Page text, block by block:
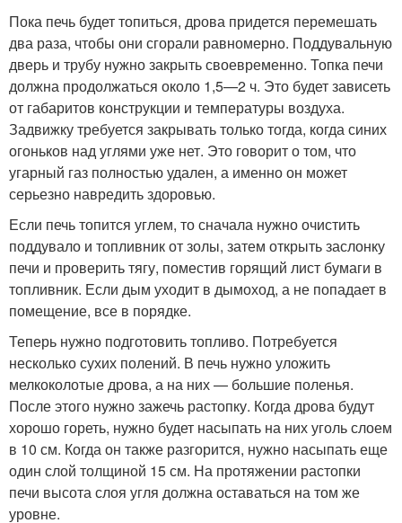
Пока печь будет топиться, дрова придется перемешать
два раза, чтобы они сгорали равномерно. Поддувальную
дверь и трубу нужно закрыть своевременно. Топка печи
должна продолжаться около 1,5—2 ч. Это будет зависеть
от габаритов конструкции и температуры воздуха.
Задвижку требуется закрывать только тогда, когда синих
огоньков над углями уже нет. Это говорит о том, что
угарный газ полностью удален, а именно он может
серьезно навредить здоровью.
Если печь топится углем, то сначала нужно очистить
поддувало и топливник от золы, затем открыть заслонку
печи и проверить тягу, поместив горящий лист бумаги в
топливник. Если дым уходит в дымоход, а не попадает в
помещение, все в порядке.
Теперь нужно подготовить топливо. Потребуется
несколько сухих полений. В печь нужно уложить
мелкоколотые дрова, а на них — большие поленья.
После этого нужно зажечь растопку. Когда дрова будут
хорошо гореть, нужно будет насыпать на них уголь слоем
в 10 см. Когда он также разгорится, нужно насыпать еще
один слой толщиной 15 см. На протяжении растопки
печи высота слоя угля должна оставаться на том же
уровне.